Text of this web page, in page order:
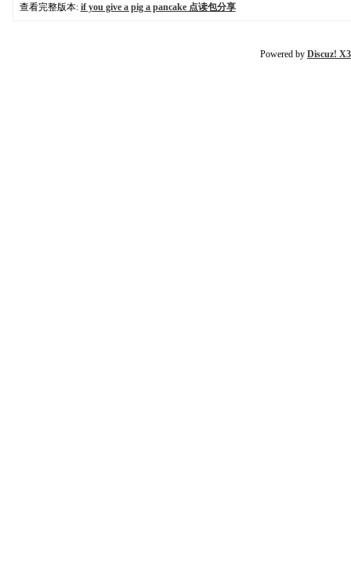
查看完整版本: if you give a pig a pancake 点读包分享
Powered by Discuz!